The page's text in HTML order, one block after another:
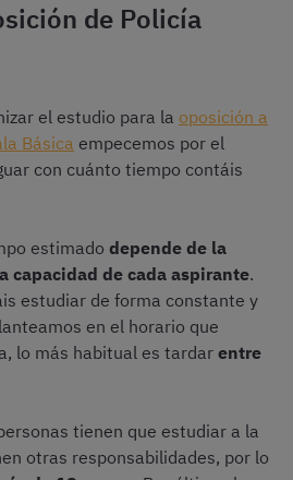
de Policía
el estudio para la oposición a
Básica empecemos por el
con cuánto tiempo contáis
estimado depende de la
capacidad de cada aspirante.
estudiar de forma constante y
en el horario que
lo más habitual es tardar entre
tienen que estudiar a la
otras responsabilidades, por lo